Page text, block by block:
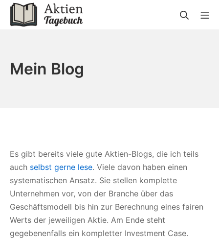
Zum
Inhalt
Suche
Mein Blog
Es gibt bereits viele gute Aktien-Blogs, die ich teils
auch selbst gerne lese. Viele davon haben einen
systematischen Ansatz. Sie stellen komplette
Unternehmen vor, von der Branche über das
Geschäftsmodell bis hin zur Berechnung eines fairen
Werts der jeweiligen Aktie. Am Ende steht
gegebenenfalls ein kompletter Investment Case.